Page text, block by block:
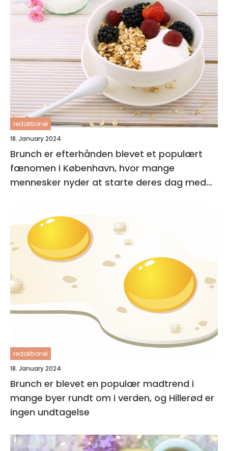
redaktionel
18. January 2024
Brunch er efterhånden blevet et populært
fænomen i København, hvor mange
mennesker nyder at starte deres dag med
redaktionel
18. January 2024
Brunch er blevet en populær madtrend i
mange byer rundt om i verden, og Hillerød er
ingen undtagelse